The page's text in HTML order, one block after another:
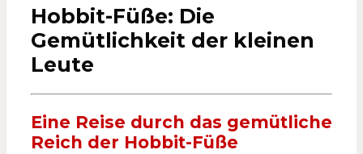
Hobbit-Füße: Die
Gemütlichkeit der kleinen
Leute
Eine Reise durch das gemütliche
Reich der Hobbit-Füße